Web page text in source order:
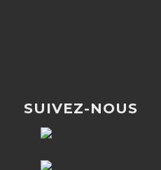
SUIVEZ-NOUS